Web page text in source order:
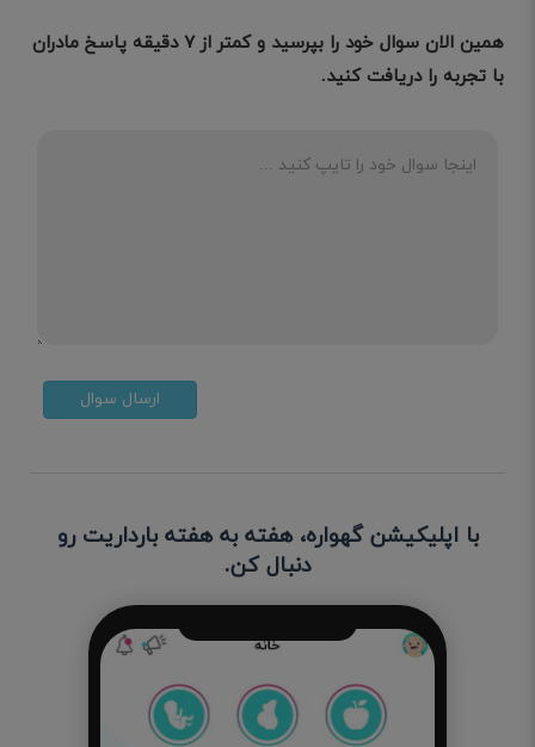
همین الان سوال خود را بپرسید و کمتر از ۷ دقیقه پاسخ مادران
با تجربه را دریافت کنید.
ارسال سوال
با اپلیکیشن گهواره، هفته به هفته بارداریت رو
دنبال کن.